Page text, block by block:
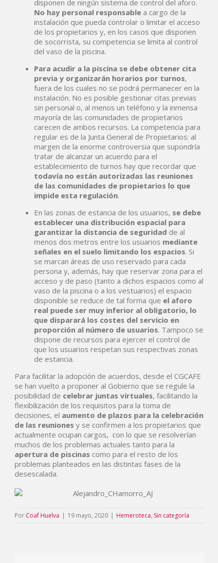
disponen de ningún sistema de control del aforo.
No hay personal responsable a cargo de la
instalación que pueda controlar o limitar el acceso
de los propietarios y, en los casos que disponen
de socorrista, su competencia se limita al control
del vaso de la piscina.
Para acudir a la piscina se debe obtener cita
previa y organizarán horarios por turnos,
fuera de los cuales no se podrá permanecer en la
instalación. No es posible gestionar citas previas
sin personal o, al menos un teléfono y la inmensa
mayoría de las comunidades de propietarios
carecen de ambos recursos. La competencia para
regular es de la Junta General de Propietarios: al
margen de la enorme controversia que supondría
tratar de alcanzar un acuerdo para el
establecimiento de turnos hay que recordar que
todavía no están autorizadas las reuniones
de las comunidades de propietarios lo que
impide esta regulación.
En las zonas de estancia de los usuarios, se debe
establecer una distribución espacial para
garantizar la distancia de seguridad de al
menos dos metros entre los usuarios mediante
señales en el suelo limitando los espacios. Si
se marcan áreas de uso reservado para cada
persona y, además, hay que reservar zona para el
acceso y de paso (tanto a dichos espacios como al
vaso de la piscina o a los vestuarios) el espacio
disponible se reduce de tal forma que el aforo
real puede ser muy inferior al obligatorio, lo
que disparará los costes del servicio en
proporción al número de usuarios. Tampoco se
dispone de recursos para ejercer el control de
que los usuarios respetan sus respectivas zonas
de estancia.
Para facilitar la adopción de acuerdos, desde el CGCAFE
se han vuelto a proponer al Gobierno que se regule la
posibilidad de celebrar juntas virtuales, facilitando la
flexibilización de los requisitos para la toma de
decisiones, el aumento de plazos para la celebración
de las reuniones y se confirmen a los propietarios que
actualmente ocupan cargos, con lo que se resolverían
muchos de los problemas actuales tanto para la
apertura de piscinas como para el resto de los
problemas planteados en las distintas fases de la
desescalada.
Por Coaf Huelva | 19 mayo, 2020 | Hemeroteca, Sin categoría